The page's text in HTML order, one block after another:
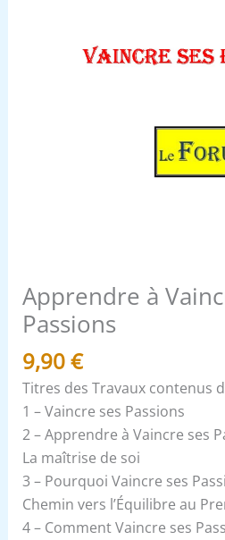
Apprendre à
Passions
9,90€
Titres des Travaux contenus
1 – Vaincre ses Passions
2 – Apprendre à Vaincre ses
La maîtrise de soi
3 – Pourquoi Vaincre ses
Chemin vers l’Équilibre au
4 – Comment Vaincre ses